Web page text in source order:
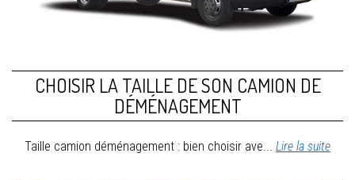
CHOISIR LA TAILLE DE SON CAMION DE
DÉMÉNAGEMENT
Taille camion déménagement : bien choisir ave... Lire la suite